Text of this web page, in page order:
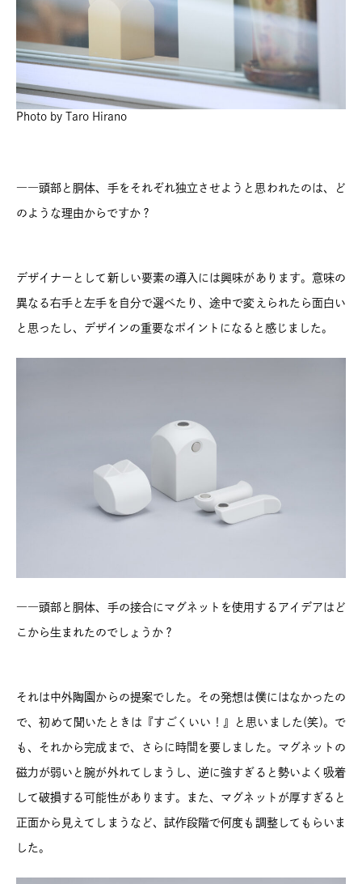
Photo by Taro Hirano
――頭部と胴体、手をそれぞれ独立させようと思われたのは、ど
のような理由からですか？
デザイナーとして新しい要素の導入には興味があります。意味の
異なる右手と左手を自分で選べたり、途中で変えられたら面白い
と思ったし、デザインの重要なポイントになると感じました。
――頭部と胴体、手の接合にマグネットを使用するアイデアはど
こから生まれたのでしょうか？
それは中外陶園からの提案でした。その発想は僕にはなかったの
で、初めて聞いたときは『すごくいい！』と思いました(笑)。で
も、それから完成まで、さらに時間を要しました。マグネットの
磁力が弱いと腕が外れてしまうし、逆に強すぎると勢いよく吸着
して破損する可能性があります。また、マグネットが厚すぎると
正面から見えてしまうなど、試作段階で何度も調整してもらいま
した。